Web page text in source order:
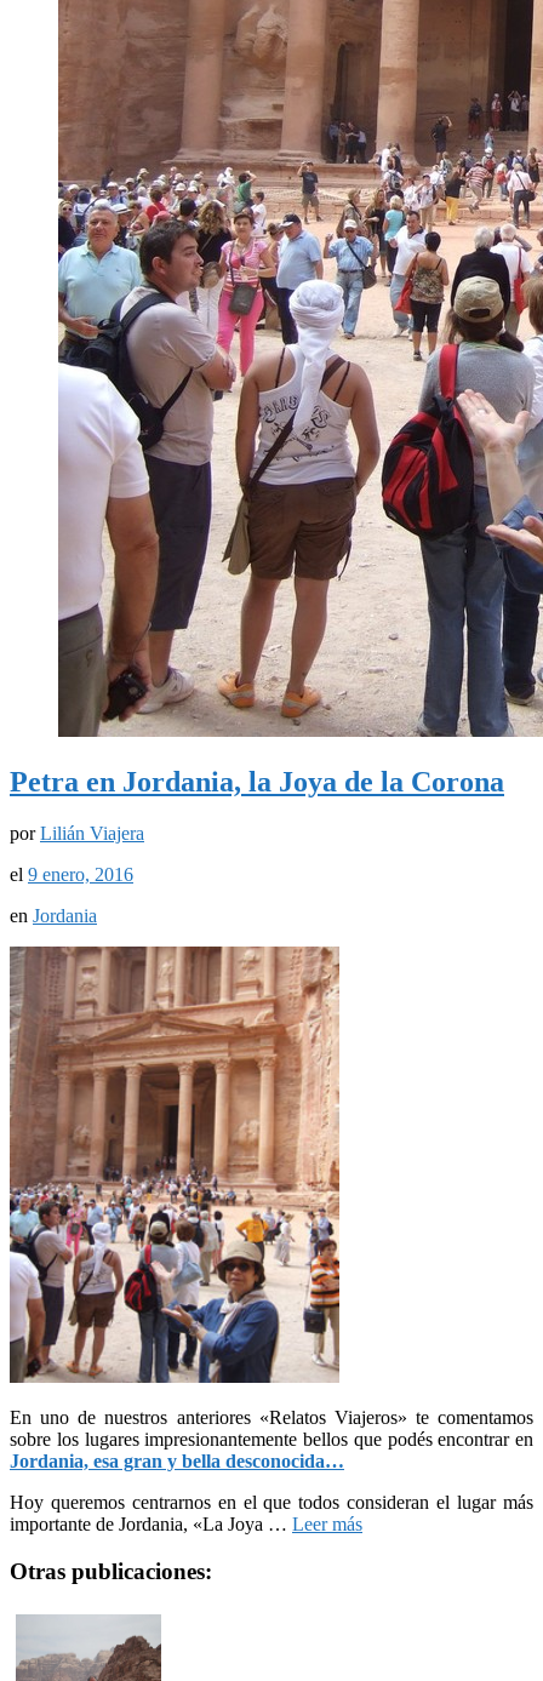
Petra en Jordania, la Joya de la Corona
porLilián Viajera
el 9 enero, 2016
en Jordania
En uno de nuestros anteriores «Relatos Viajeros» te comentamos
sobre los lugares impresionantemente bellos que podés encontrar en
Jordania, esa gran y bella desconocida…
Hoy queremos centrarnos en el que todos consideran el lugar más
importante de Jordania, «La Joya … Leer más
Otras publicaciones: